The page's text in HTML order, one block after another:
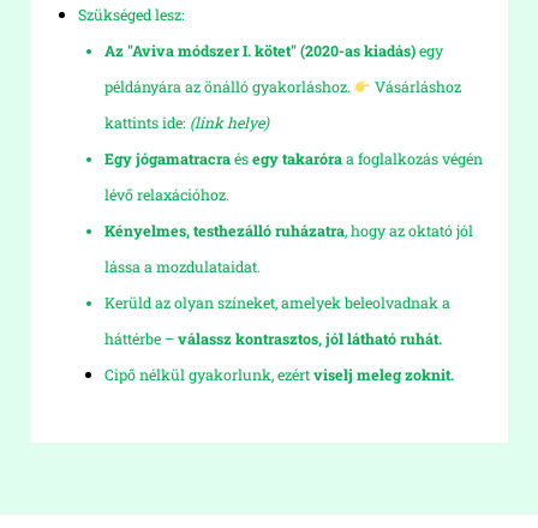
Szükséged lesz:
Az "Aviva módszer I. kötet" (2020-as kiadás)egy
példányára az önálló gyakorláshoz.
Vásárláshoz
kattints ide: (link helye)
Egy jógamatracraésegy takaróraa foglalkozás végén
lévő relaxációhoz.
Kényelmes, testhezálló ruházatra, hogy az oktató jól
lássa a mozdulataidat.
Kerüld az olyan színeket, amelyek beleolvadnak a
háttérbe –válassz kontrasztos, jól látható ruhát.
Cipő nélkül gyakorlunk, ezértviselj meleg zoknit.